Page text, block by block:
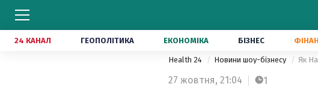
24 КАНАЛ ГЕОПОЛІТИКА ЕКОНОМІКА БІЗНЕС
Health 24 Новини шоу-бізнесу Як
27 жовтня, 21:04 1